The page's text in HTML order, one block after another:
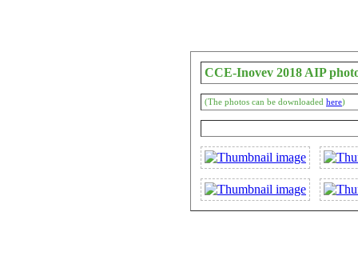
CCE-Inovev 2018 AIP
(The photos can be downloaded here)